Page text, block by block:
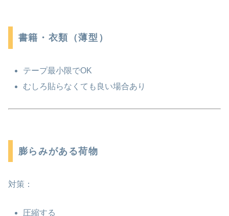
書籍・衣類（薄型）
テープ最小限でOK
むしろ貼らなくても良い場合あり
膨らみがある荷物
対策：
圧縮する